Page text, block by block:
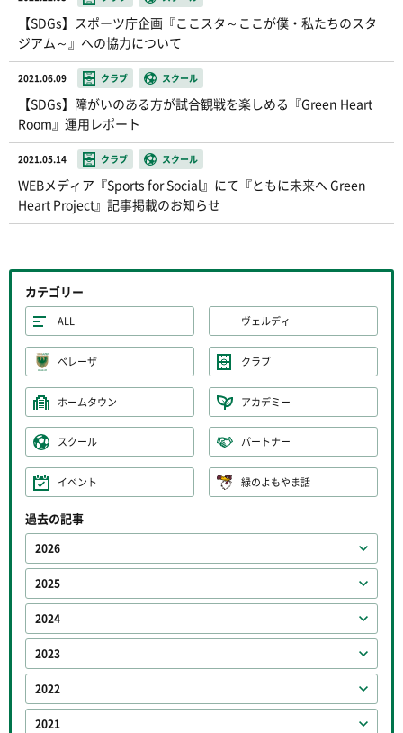
【SDGs】スポーツ庁企画『ここスタ～ここが僕・私たちのスタ
ジアム～』への協力について
2021.06.09 クラブ スクール
【SDGs】障がいのある方が試合観戦を楽しめる『Green Heart
Room』運用レポート
2021.05.14 クラブ スクール
WEBメディア『Sports for Social』にて『ともに未来へ Green
Heart Project』記事掲載のお知らせ
カテゴリー
ALL ヴェルディ
ベレーザ クラブ
ホームタウン アカデミー
スクール パートナー
イベント 緑のよもやま話
過去の記事
2026
2025
2024
2023
2022
2021